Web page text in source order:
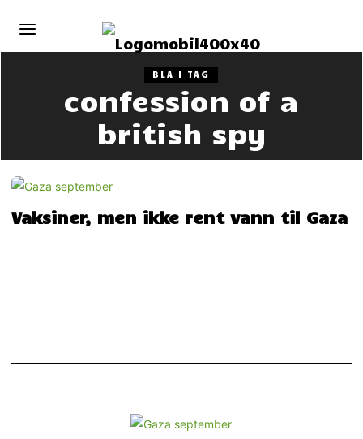
BLA I TAG
confession of a
british spy
Vaksiner, men ikke rent vann til Gaza